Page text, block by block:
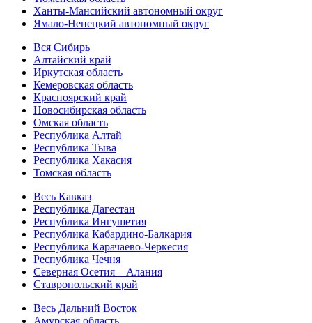
Ханты-Мансийский автономный округ
Ямало-Ненецкий автономный округ
Вся Сибирь
Алтайский край
Иркутская область
Кемеровская область
Красноярский край
Новосибирская область
Омская область
Республика Алтай
Республика Тыва
Республика Хакасия
Томская область
Весь Кавказ
Республика Дагестан
Республика Ингушетия
Республика Кабардино-Балкария
Республика Карачаево-Черкесия
Республика Чечня
Северная Осетия – Алания
Ставропольский край
Весь Дальний Восток
Амурская область